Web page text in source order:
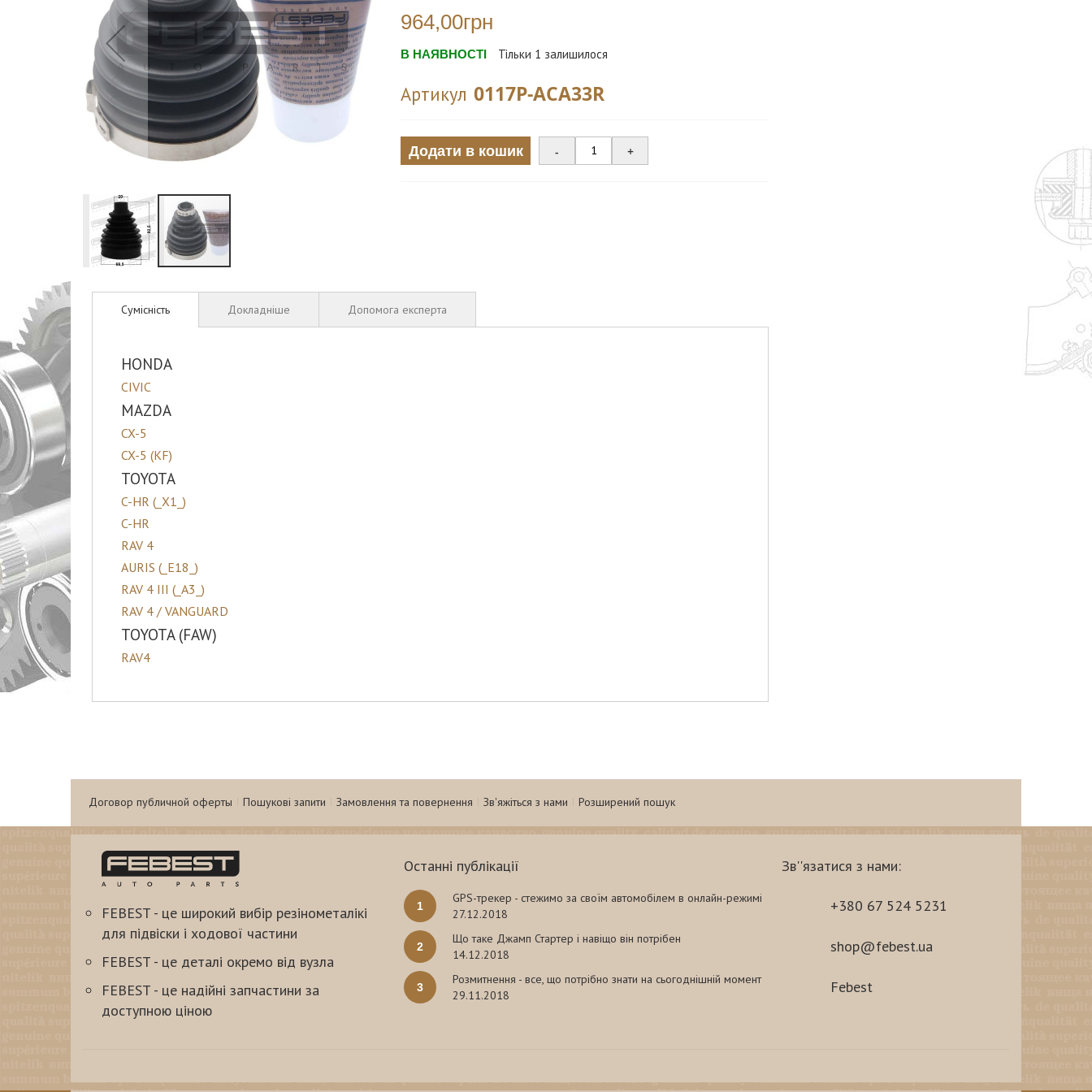
до
початку
964,00грн
В НАЯВНОСТІ Тільки 1 залишилося
Артикул 0117P-ACA33R
Додати в кошик - +
Сумісність
HONDA
CIVIC
MAZDA
CX-5
CX-5 (KF)
TOYOTA
C-HR (_X1_)
C-HR
RAV 4
AURIS (_E18_)
RAV 4 III (_A3_)
RAV 4 / VANGUARD
TOYOTA (FAW)
RAV4
Докладніше Допомога експерта
Договор публичной оферты Пошукові запити Замовлення та повернення Зв'яжіться з нами Розширений пошук
FEBEST - це широкий вибір резінометалікі
для підвіски і ходової частини
FEBEST - це деталі окремо від вузла
FEBEST - це надійні запчастини за
доступною ціною
Останні публікації
1
GPS-трекер - стежимо за своїм автомобілем в онлайн-режимі
27.12.2018
2
Що таке Джамп Стартер і навіщо він потрібен
14.12.2018
3
Розмитнення - все, що потрібно знати на сьогоднішній момент
29.11.2018
Зв''язатися з нами:
+380 67 524 5231
shop@febest.ua
Febest